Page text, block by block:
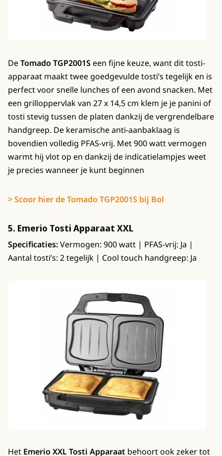
DeTomado TGP2001S een fijne keuze, want dit tosti-
apparaat maakt twee goedgevulde tosti’s tegelijk en is
perfect voor snelle lunches of een avond snacken. Met
een grilloppervlak van 27 x 14,5 cm klem je je panini of
tosti stevig tussen de platen dankzij de vergrendelbare
handgreep. De keramische anti-aanbaklaag is
bovendien volledig PFAS-vrij. Met 900 watt vermogen
warmt hij vlot op en dankzij de indicatielampjes weet
je precies wanneer je kunt beginnen
> Scoor hier de Tomado TGP2001S bij Bol
5. Emerio Tosti Apparaat XXL
Specificaties:Vermogen: 900 watt | PFAS-vrij: Ja |
Aantal tosti’s: 2 tegelijk | Cool touch handgreep: Ja
Het Emerio XXL Tosti Apparaat behoort ook zeker tot